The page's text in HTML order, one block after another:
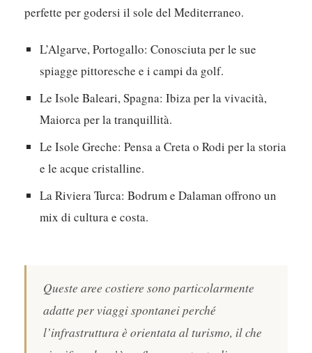
perfette per godersi il sole del Mediterraneo.
L’Algarve, Portogallo: Conosciuta per le sue
spiagge pittoresche e i campi da golf.
Le Isole Baleari, Spagna: Ibiza per la vivacità,
Maiorca per la tranquillità.
Le Isole Greche: Pensa a Creta o Rodi per la storia
e le acque cristalline.
La Riviera Turca: Bodrum e Dalaman offrono un
mix di cultura e costa.
Queste aree costiere sono particolarmente
adatte per viaggi spontanei perché
l’infrastruttura è orientata al turismo, il che